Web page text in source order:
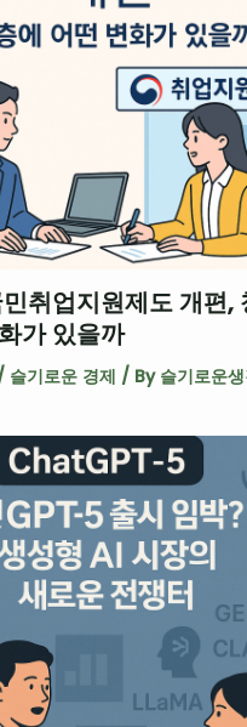
취업지원제도 개편,
가 있을까
슬기로운 경제 / By 슬기로운